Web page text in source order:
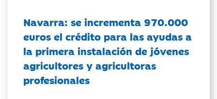
Navarra: se incrementa 970.000
euros el crédito para las ayudas a
la primera instalación de jóvenes
agricultores y agricultoras
profesionales